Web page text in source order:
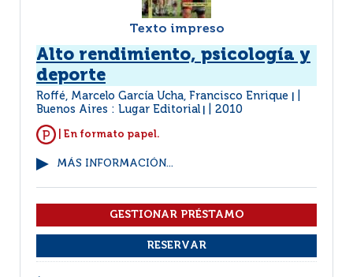
Texto impreso
Alto rendimiento, psicología y
deporte
Roffé, Marcelo García Ucha, Francisco Enrique
Buenos Aires : Lugar Editorial 2010
| En formato papel.
MÁS INFORMACIÓN...